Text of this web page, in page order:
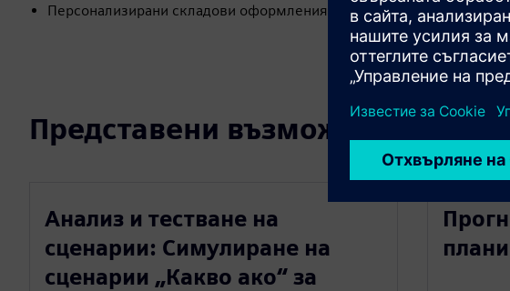
Персонализирани складови оформления, стабилно планиране на
Представени възможности
Анализ и тестване на
сценарии: Симулиране на
сценарии „Какво ако“ за